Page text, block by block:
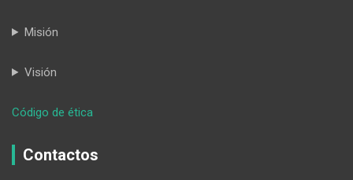
Misión
Visión
Código de ética
informativas
Contactos